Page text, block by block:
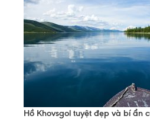
Hồ Khovsgol tuyệt đẹp và bí ẩn